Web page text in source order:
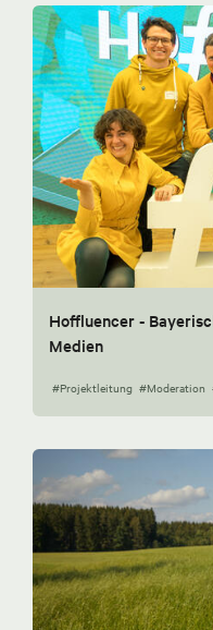
Hoffluencer -
Medien
#Projektleitung #Moderation